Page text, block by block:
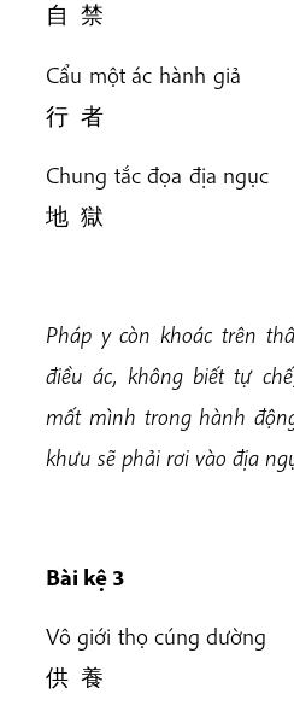
自 禁
Cẩu một ác
行 者
Chung tắc đọa
地 獄
Pháp y còn khoác trên
điều ác, không biết tự
mất mình trong hành
khưu sẽ phải rơi vào địa
Bài kệ 3
Vô giới thọ cúng
供 養